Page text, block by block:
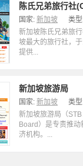
陈氏兄弟旅行社
国家: 新加坡 类
新加坡陈氏兄弟旅
坡最大的旅行社，
提供...
新加坡旅游局
国家: 新加坡 类
新加坡旅游局（
Board）是专责推
济机构。...